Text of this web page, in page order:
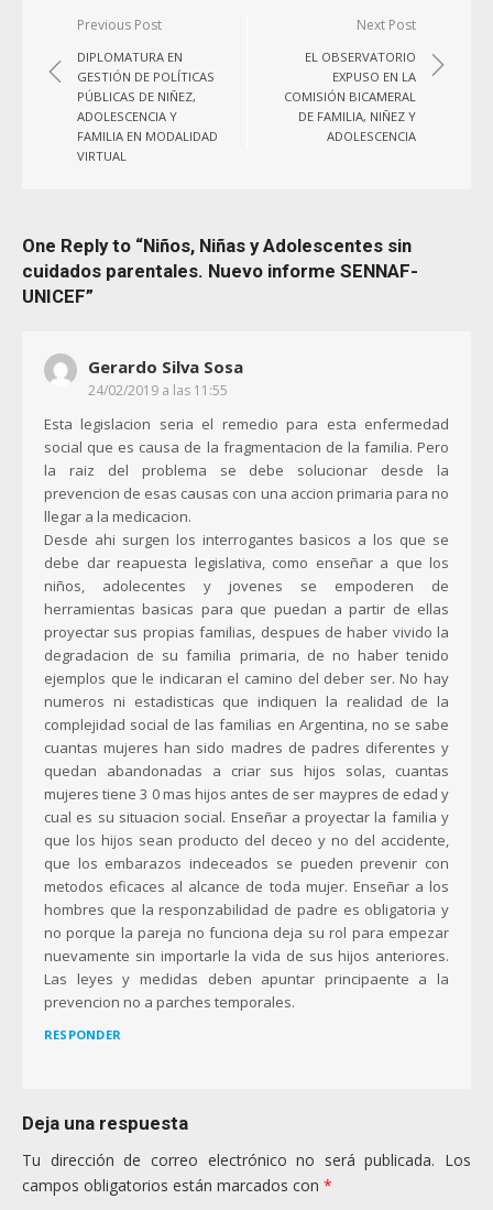
Navegación
entradas
Previous Post
DIPLOMATURA EN
GESTIÓN DE POLÍTICAS
PÚBLICAS DE NIÑEZ,
ADOLESCENCIA Y
FAMILIA EN MODALIDAD
VIRTUAL
Next Post
EL OBSERVATORIO
EXPUSO EN LA
COMISIÓN BICAMERAL
DE FAMILIA, NIÑEZ Y
ADOLESCENCIA
One Reply to “Niños, Niñas y Adolescentes sin
cuidados parentales. Nuevo informe SENNAF-
UNICEF”
Gerardo Silva Sosa
24/02/2019 a las 11:55
Esta legislacion seria el remedio para esta enfermedad
social que es causa de la fragmentacion de la familia. Pero
la raiz del problema se debe solucionar desde la
prevencion de esas causas con una accion primaria para no
llegar a la medicacion.
Desde ahi surgen los interrogantes basicos a los que se
debe dar reapuesta legislativa, como enseñar a que los
niños, adolecentes y jovenes se empoderen de
herramientas basicas para que puedan a partir de ellas
proyectar sus propias familias, despues de haber vivido la
degradacion de su familia primaria, de no haber tenido
ejemplos que le indicaran el camino del deber ser. No hay
numeros ni estadisticas que indiquen la realidad de la
complejidad social de las familias en Argentina, no se sabe
cuantas mujeres han sido madres de padres diferentes y
quedan abandonadas a criar sus hijos solas, cuantas
mujeres tiene 3 0 mas hijos antes de ser maypres de edad y
cual es su situacion social. Enseñar a proyectar la familia y
que los hijos sean producto del deceo y no del accidente,
que los embarazos indeceados se pueden prevenir con
metodos eficaces al alcance de toda mujer. Enseñar a los
hombres que la responzabilidad de padre es obligatoria y
no porque la pareja no funciona deja su rol para empezar
nuevamente sin importarle la vida de sus hijos anteriores.
Las leyes y medidas deben apuntar principaente a la
prevencion no a parches temporales.
RESPONDER
Deja una respuesta
Tu dirección de correo electrónico no será publicada. Los
campos obligatorios están marcados con *